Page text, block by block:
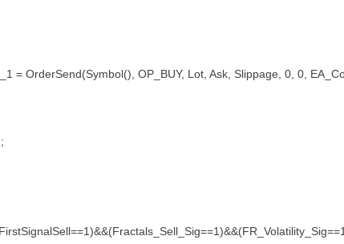
= OrderSend(Symbol(), OP_BUY, Lot, Ask, Slippage, 0, 0,